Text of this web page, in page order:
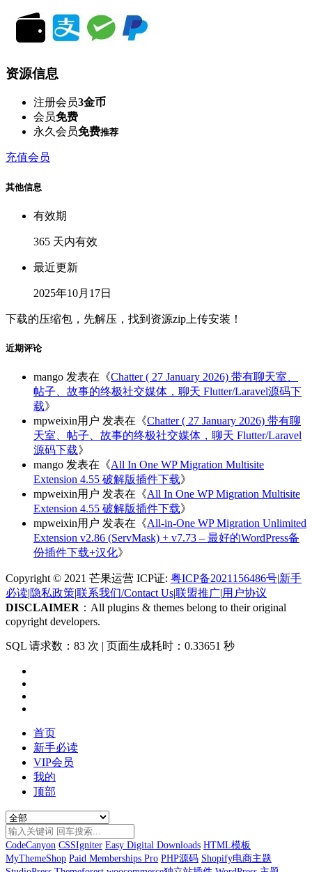
资源信息
注册会员3金币
会员免费
永久会员免费推荐
充值会员
其他信息
有效期
365 天内有效
最近更新
2025年10月17日
下载的压缩包，先解压，找到资源zip上传安装！
近期评论
mango 发表在《Chatter ( 27 January 2026) 带有聊天室、
帖子、故事的终极社交媒体，聊天 Flutter/Laravel源码下
载》
mpweixin用户 发表在《Chatter ( 27 January 2026) 带有聊
天室、帖子、故事的终极社交媒体，聊天 Flutter/Laravel
源码下载》
mango 发表在《All In One WP Migration Multisite
Extension 4.55 破解版插件下载》
mpweixin用户 发表在《All In One WP Migration Multisite
Extension 4.55 破解版插件下载》
mpweixin用户 发表在《All-in-One WP Migration Unlimited
Extension v2.86 (ServMask) + v7.73 – 最好的WordPress备
份插件下载+汉化》
Copyright © 2021 芒果运营 ICP证: 粤ICP备2021156486号|新手
必读|隐私政策|联系我们/Contact Us|联盟推广|用户协议
DISCLAIMER ：All plugins & themes belong to their original
copyright developers.
SQL 请求数：83 次 | 页面生成耗时：0.33651 秒
首页
新手必读
VIP会员
我的
顶部
CodeCanyon CSSIgniter Easy Digital Downloads HTML模板
MyThemeShop Paid Memberships Pro PHP源码 Shopify电商主题